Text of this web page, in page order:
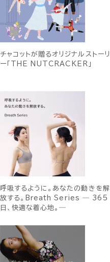
チャコットが贈るオリジナルストーリ
ー「THE NUTCRACKER」
呼吸するように。あなたの動きを解
放する。Breath Series ― 365
日、快適な着心地。―